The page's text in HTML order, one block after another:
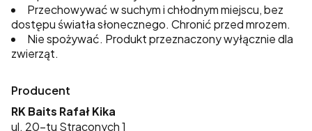
Przechowywać w suchym i chłodnym miejscu, bez
dostępu światła słonecznego. Chronić przed mrozem.
Nie spożywać. Produkt przeznaczony wyłącznie dla
zwierząt.
Producent
RK Baits Rafał Kika
ul. 20-tu Straconych 1